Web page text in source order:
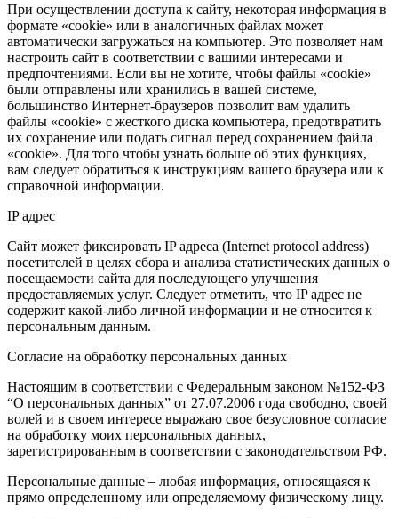
При осуществлении доступа к сайту, некоторая информация в
формате «cookie» или в аналогичных файлах может
автоматически загружаться на компьютер. Это позволяет нам
настроить сайт в соответствии с вашими интересами и
предпочтениями. Если вы не хотите, чтобы файлы «cookie»
были отправлены или хранились в вашей системе,
большинство Интернет-браузеров позволит вам удалить
файлы «cookie» с жесткого диска компьютера, предотвратить
их сохранение или подать сигнал перед сохранением файла
«cookie». Для того чтобы узнать больше об этих функциях,
вам следует обратиться к инструкциям вашего браузера или к
справочной информации.
IP адрес
Сайт может фиксировать IP адреса (Internet protocol address)
посетителей в целях сбора и анализа статистических данных о
посещаемости сайта для последующего улучшения
предоставляемых услуг. Следует отметить, что IP адрес не
содержит какой-либо личной информации и не относится к
персональным данным.
Согласие на обработку персональных данных
Настоящим в соответствии с Федеральным законом №152-ФЗ
“О персональных данных” от 27.07.2006 года свободно, своей
волей и в своем интересе выражаю свое безусловное согласие
на обработку моих персональных данных,
зарегистрированным в соответствии с законодательством РФ.
Персональные данные – любая информация, относящаяся к
прямо определенному или определяемому физическому лицу.